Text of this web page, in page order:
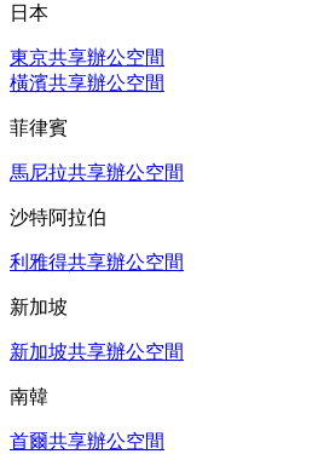
日本
東京共享辦公空間
橫濱共享辦公空間
菲律賓
馬尼拉共享辦公空間
沙特阿拉伯
利雅得共享辦公空間
新加坡
新加坡共享辦公空間
南韓
首爾共享辦公空間